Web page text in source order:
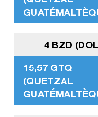
4 BZD
15,57 GTQ
(QUETZAL